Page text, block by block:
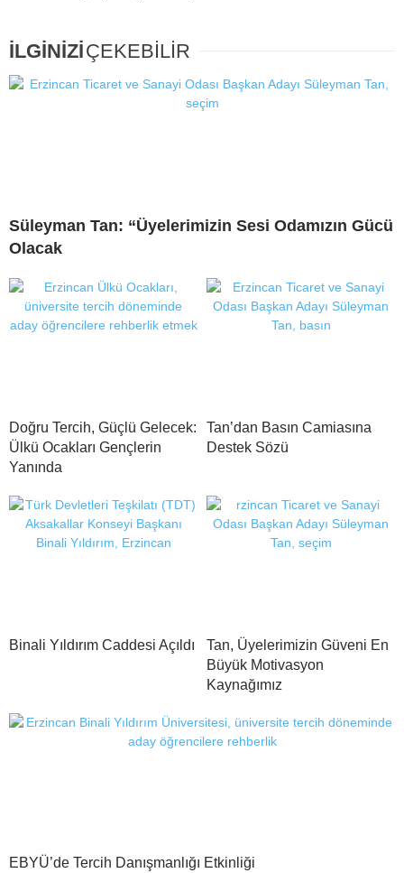
İLGİNİZİÇEKEBİLİR
Süleyman Tan: “Üyelerimizin Sesi Odamızın Gücü
Olacak
Doğru Tercih, Güçlü Gelecek:
Ülkü Ocakları Gençlerin
Yanında
Tan’dan Basın Camiasına
Destek Sözü
Binali Yıldırım Caddesi Açıldı
Tan, Üyelerimizin Güveni En
Büyük Motivasyon
Kaynağımız
EBYÜ’de Tercih Danışmanlığı Etkinliği